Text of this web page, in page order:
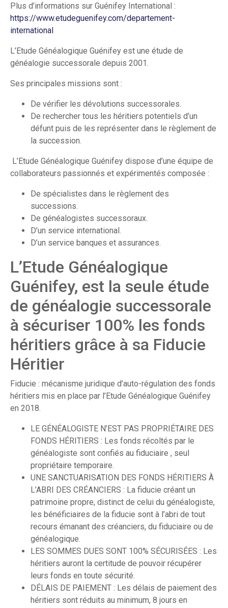
Plus d’informations sur Guénifey International :
https://www.etudeguenifey.com/departement-
international
L’Etude Généalogique Guénifey est une étude de
généalogie successorale depuis 2001.
Ses principales missions sont :
De vérifier les dévolutions successorales.
De rechercher tous les héritiers potentiels d’un
défunt puis de les représenter dans le règlement de
la succession.
L’Etude Généalogique Guénifey dispose d’une équipe de
collaborateurs passionnés et expérimentés composée :
De spécialistes dans le règlement des
successions.
De généalogistes successoraux.
D’un service international.
D’un service banques et assurances.
L’Etude Généalogique
Guénifey, est la seule étude
de généalogie successorale
à sécuriser 100% les fonds
héritiers grâce à sa Fiducie
Héritier
Fiducie : mécanisme juridique d’auto-régulation des fonds
héritiers mis en place par l’Etude Généalogique Guénifey
en 2018.
LE GÉNÉALOGISTE N’EST PAS PROPRIÉTAIRE DES
FONDS HÉRITIERS : Les fonds récoltés par le
généalogiste sont confiés au fiduciaire , seul
propriétaire temporaire.
UNE SANCTUARISATION DES FONDS HÉRITIERS À
L’ABRI DES CRÉANCIERS : La fiducie créant un
patrimoine propre, distinct de celui du généalogiste,
les bénéficiaires de la fiducie sont à l’abri de tout
recours émanant des créanciers, du fiduciaire ou de
généalogique.
LES SOMMES DUES SONT 100% SÉCURISÉES : Les
héritiers auront la certitude de pouvoir récupérer
leurs fonds en toute sécurité.
DÉLAIS DE PAIEMENT : Les délais de paiement des
héritiers sont réduits au minimum, 8 jours en